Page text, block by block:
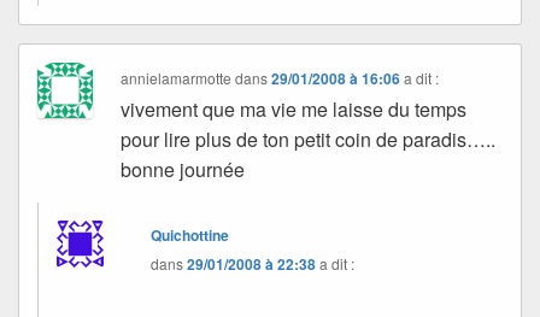
annielamarmotte dans29/01/2008 à 16:06 a dit :
vivement que ma vie me laisse du temps
pour lire plus de ton petit coin de paradis…..
bonne journée
Quichottine
dans29/01/2008 à 22:38a dit :